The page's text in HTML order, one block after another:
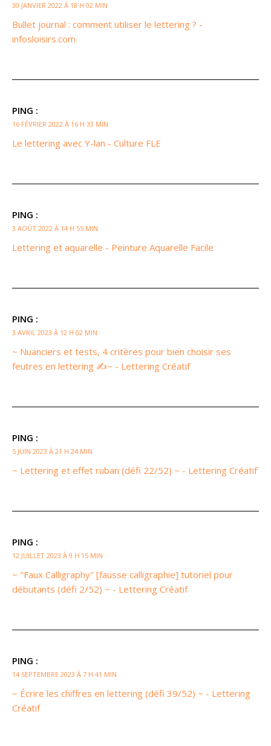
30 JANVIER 2022 À 18 H 02 MIN
Bullet journal : comment utiliser le lettering ? -
infosloisirs.com
PING :
16 FÉVRIER 2022 À 16 H 33 MIN
Le lettering avec Y-lan - Culture FLE
PING :
3 AOÛT 2022 À 14 H 55 MIN
Lettering et aquarelle - Peinture Aquarelle Facile
PING :
3 AVRIL 2023 À 12 H 02 MIN
~ Nuanciers et tests, 4 critères pour bien choisir ses
feutres en lettering ✍️~ - Lettering Créatif
PING :
5 JUIN 2023 À 21 H 24 MIN
~ Lettering et effet ruban (défi 22/52) ~ - Lettering Créatif
PING :
12 JUILLET 2023 À 9 H 15 MIN
~ "Faux Calligraphy" [fausse calligraphie] tutoriel pour
débutants (défi 2/52) ~ - Lettering Créatif
PING :
14 SEPTEMBRE 2023 À 7 H 41 MIN
~ Écrire les chiffres en lettering (défi 39/52) ~ - Lettering
Créatif